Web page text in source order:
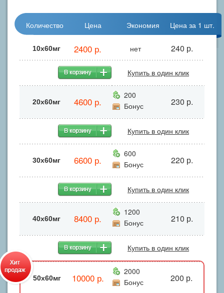
Количество Цена Экономия Цена за 1 шт.
10х60мг 2400 р. нет 240 р.
Купить в один клик
20х60мг 4600 р.
200
Бонус
230 р.
Купить в один клик
30х60мг 6600 р.
600
Бонус
220 р.
Купить в один клик
40х60мг 8400 р.
1200
Бонус
210 р.
Купить в один клик
50х60мг 10000 р.
2000
Бонус
200 р.